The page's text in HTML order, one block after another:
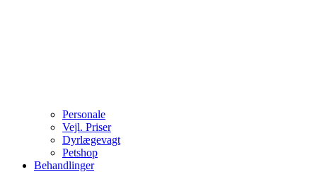
Personale
Vejl. Priser
Dyrlægevagt
Petshop
Behandlinger